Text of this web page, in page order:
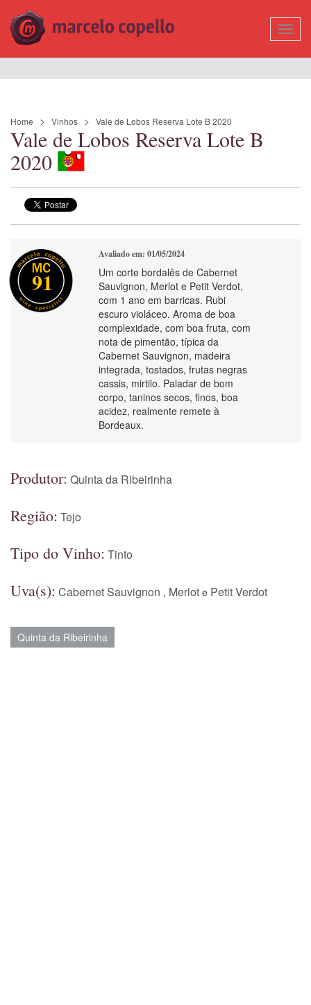
Home Vinhos Vale de Lobos Reserva Lote B 2020
Vale de Lobos Reserva Lote B
2020
91
Avaliado em: 01/05/2024
Um corte bordalês de Cabernet
Sauvignon, Merlot e Petit Verdot,
com 1 ano em barricas. Rubi
escuro violáceo. Aroma de boa
complexidade, com boa fruta, com
nota de pimentão, típica da
Cabernet Sauvignon, madeira
integrada, tostados, frutas negras
cassis, mirtilo. Paladar de bom
corpo, taninos secos, finos, boa
acidez, realmente remete à
Bordeaux.
Produtor: Quinta da Ribeirinha
Região: Tejo
Tipo do Vinho: Tinto
Uva(s): Cabernet Sauvignon , Merlot e Petit Verdot
Quinta da Ribeirinha